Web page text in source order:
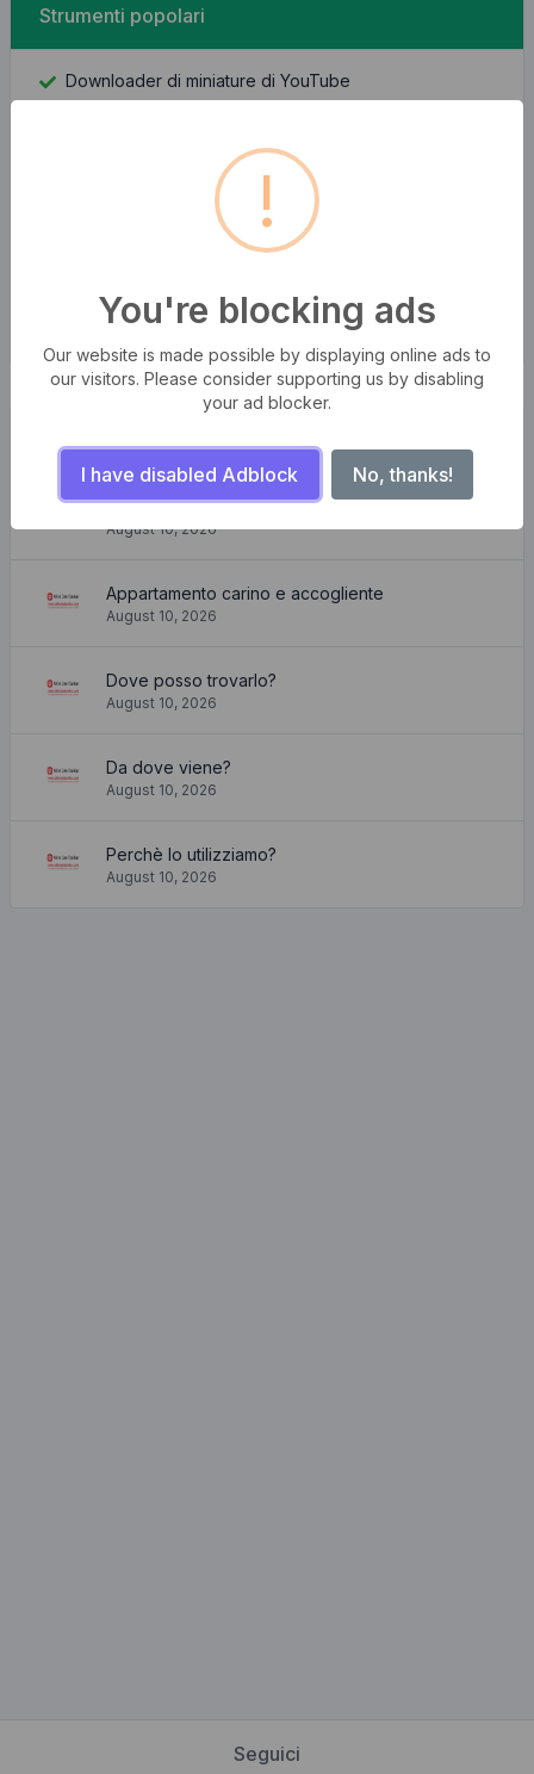
Strumenti popolari
Downloader di miniature di YouTube
Trova ID Facebook
Le tempeste delle onde
August 10, 2026
Appartamento carino e accogliente
August 10, 2026
Dove posso trovarlo?
August 10, 2026
Da dove viene?
August 10, 2026
Perchè lo utilizziamo?
August 10, 2026
Seguici
!
You're blocking ads
Our website is made possible by displaying online ads to
our visitors. Please consider supporting us by disabling
your ad blocker.
I have disabled Adblock No, thanks!